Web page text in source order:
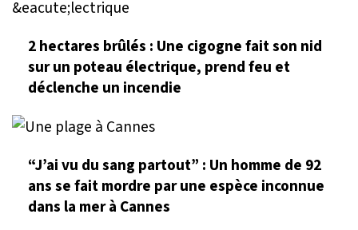
2 hectares brûlés : Une cigogne fait son nid
sur un poteau électrique, prend feu et
déclenche un incendie
“J’ai vu du sang partout” : Un homme de 92
ans se fait mordre par une espèce inconnue
dans la mer à Cannes